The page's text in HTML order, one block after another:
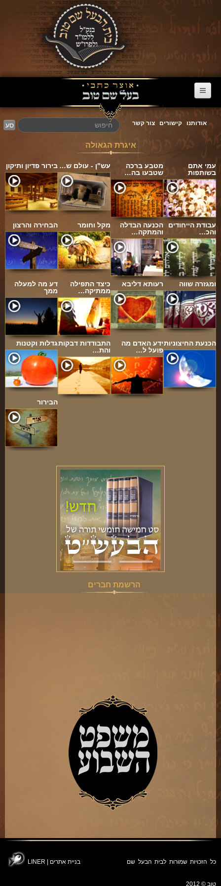
דף הבית
ערוץ הבעל שם טוב
הרב דניאל סטבסקי
צוואות מריב"ש
אגרת הגאולה
פרשת השבוע
מעגל השנה
פינת הלכה
ספירת העומר
חסד
גבורה
תפארת
נצח
יסוד
מלכות
סיפורי הבעל שם טוב
פרשת השבוע
הבעל שם-טוב
סע אודותנו קישורים צור קשר
איגרת הגאולה
בירור פדיון ותיקון עש"ן - עולם ש…
מטבע ברכה
שטבעו בה…
עמי אתם
בשותפות
הבחירה והרצון מקל וחומר
הכנעה הבדלה
והמתקה…
עבודת הייחודים
והכ…
דע מה למעלה
ממך
כיצד התפילה
ממתיקה…
רעותא דליבא ומגזרה שווה
גדלות וקטנותהתבודדות דבקות
והת…
ידע האדם מה
פועל ל…
הכנעת החיצוניות
הבירור
הרשמת חברים
כל הזכויות שמורות לבית הבעל שם
טוב © 2012
בניית אתרים |
LINER